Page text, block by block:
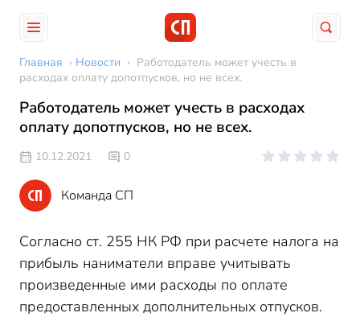
Главная › Новости › Работодатель может учесть в
расходах оплату допотпусков, но не всех.
Работодатель может учесть в расходах
оплату допотпусков, но не всех.
10.12.2021 0
Команда СП
Согласно ст. 255 НК РФ при расчете налога на
прибыль наниматели вправе учитывать
произведенные ими расходы по оплате
предоставленных дополнительных отпусков.